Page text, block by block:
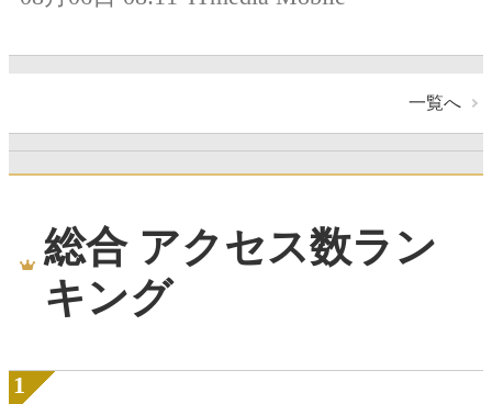
一覧へ
総合 アクセス数ラン
キング